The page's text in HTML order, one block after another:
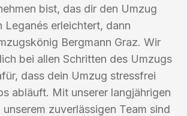
bist, das dir den Umzug
Leganés erleichtert, dann
Bergmann Graz. Wir
bei allen Schritten des Umzugs
dass dein Umzug stressfrei
abläuft. Mit unserer langjährigen
unserem zuverlässigen Team sind